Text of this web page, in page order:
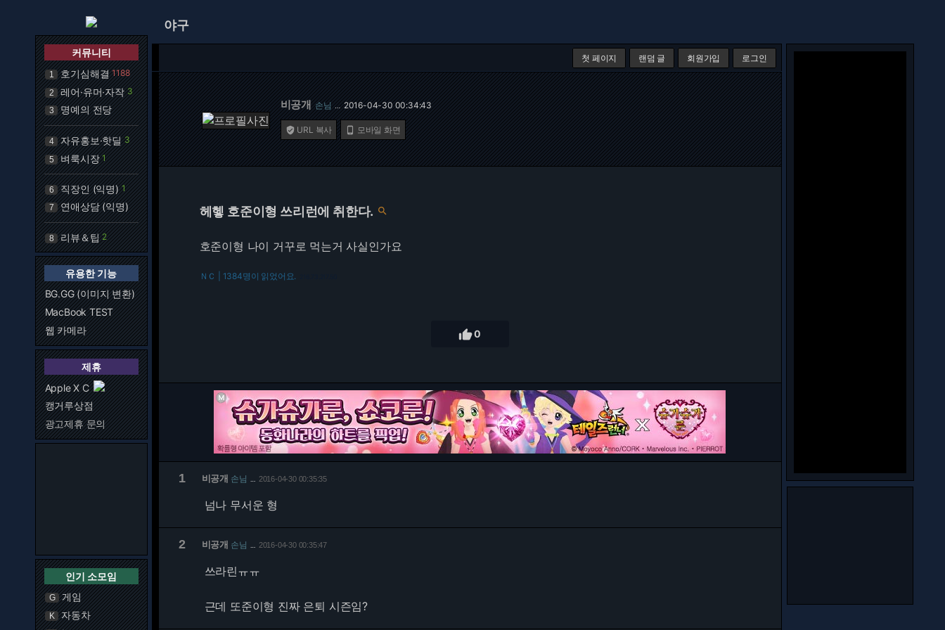
커뮤니티
1 호기심해결 1188
2 레어·유머·자작 3
3 명예의 전당
4 자유홍보·핫딜 3
5 벼룩시장 1
6 직장인 (익명) 1
7 연애상담 (익명)
8 리뷰＆팁 2
유용한 기능
BG.GG (이미지 변환)
MacBook TEST
웹 카메라
제휴
Apple X C
캥거루상점
광고제휴 문의
인기 소모임
G 게임
K 자동차
야구
첫 페이지 랜덤 글 회원가입 로그인
비공개 손님 … 2016-04-30 00:34:43
 URL 복사  모바일 화면
헤헿 호준이형 쓰리런에 취한다. 
호준이형 나이 거꾸로 먹는거 사실인가요
ＮＣ | 1384명이 읽었어요.
0
1 비공개 손님 2016-04-30 00:35:35
넘나 무서운 형
2 비공개 손님 2016-04-30 00:35:47
쓰라린ㅠㅠ
근데 또준이형 진짜 은퇴 시즌임?